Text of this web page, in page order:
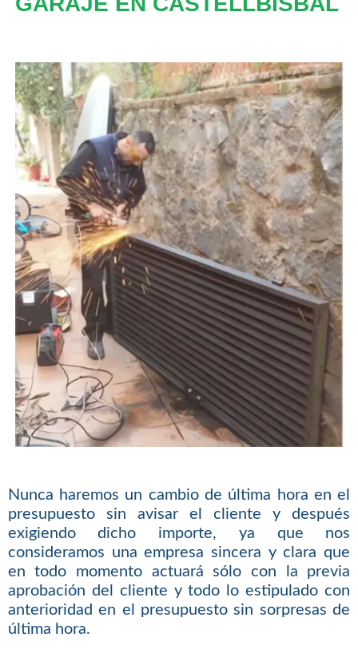
Nunca haremos un cambio de última hora en el
presupuesto sin avisar el cliente y después
exigiendo dicho importe, ya que nos
consideramos una empresa sincera y clara que
en todo momento actuará sólo con la previa
aprobación del cliente y todo lo estipulado con
anterioridad en el presupuesto sin sorpresas de
última hora.